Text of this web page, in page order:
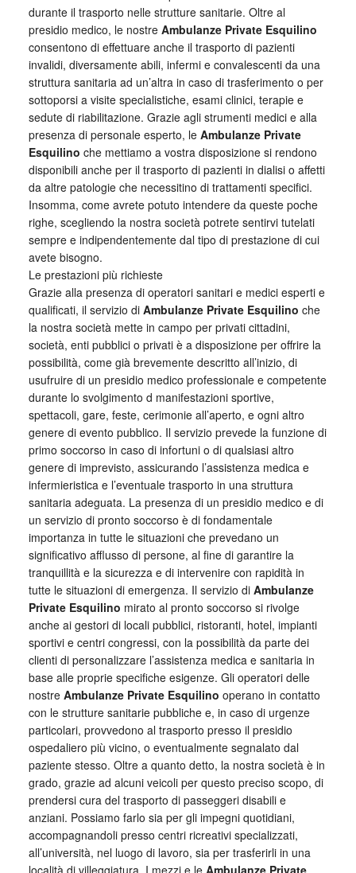
durante il trasporto nelle strutture sanitarie. Oltre al
presidio medico, le nostre Ambulanze Private Esquilino
consentono di effettuare anche il trasporto di pazienti
invalidi, diversamente abili, infermi e convalescenti da una
struttura sanitaria ad un’altra in caso di trasferimento o per
sottoporsi a visite specialistiche, esami clinici, terapie e
sedute di riabilitazione. Grazie agli strumenti medici e alla
presenza di personale esperto, le Ambulanze Private
Esquilino che mettiamo a vostra disposizione si rendono
disponibili anche per il trasporto di pazienti in dialisi o affetti
da altre patologie che necessitino di trattamenti specifici.
Insomma, come avrete potuto intendere da queste poche
righe, scegliendo la nostra società potrete sentirvi tutelati
sempre e indipendentemente dal tipo di prestazione di cui
avete bisogno.
Le prestazioni più richieste
Grazie alla presenza di operatori sanitari e medici esperti e
qualificati, il servizio di Ambulanze Private Esquilino che
la nostra società mette in campo per privati cittadini,
società, enti pubblici o privati è a disposizione per offrire la
possibilità, come già brevemente descritto all’inizio, di
usufruire di un presidio medico professionale e competente
durante lo svolgimento d manifestazioni sportive,
spettacoli, gare, feste, cerimonie all’aperto, e ogni altro
genere di evento pubblico. Il servizio prevede la funzione di
primo soccorso in caso di infortuni o di qualsiasi altro
genere di imprevisto, assicurando l’assistenza medica e
infermieristica e l’eventuale trasporto in una struttura
sanitaria adeguata. La presenza di un presidio medico e di
un servizio di pronto soccorso è di fondamentale
importanza in tutte le situazioni che prevedano un
significativo afflusso di persone, al fine di garantire la
tranquillità e la sicurezza e di intervenire con rapidità in
tutte le situazioni di emergenza. Il servizio di Ambulanze
Private Esquilino mirato al pronto soccorso si rivolge
anche ai gestori di locali pubblici, ristoranti, hotel, impianti
sportivi e centri congressi, con la possibilità da parte dei
clienti di personalizzare l’assistenza medica e sanitaria in
base alle proprie specifiche esigenze. Gli operatori delle
nostre Ambulanze Private Esquilino operano in contatto
con le strutture sanitarie pubbliche e, in caso di urgenze
particolari, provvedono al trasporto presso il presidio
ospedaliero più vicino, o eventualmente segnalato dal
paziente stesso. Oltre a quanto detto, la nostra società è in
grado, grazie ad alcuni veicoli per questo preciso scopo, di
prendersi cura del trasporto di passeggeri disabili e
anziani. Possiamo farlo sia per gli impegni quotidiani,
accompagnandoli presso centri ricreativi specializzati,
all’università, nel luogo di lavoro, sia per trasferirli in una
località di villeggiatura. I mezzi e le Ambulanze Private